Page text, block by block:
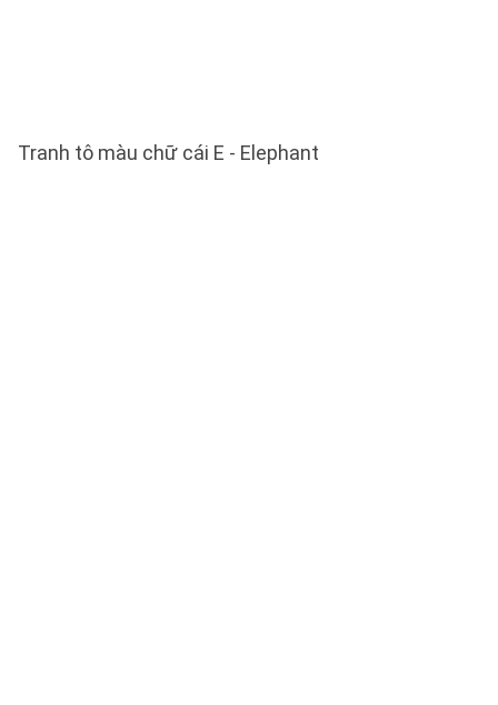
Tranh tô màu chữ cái E - Elephant